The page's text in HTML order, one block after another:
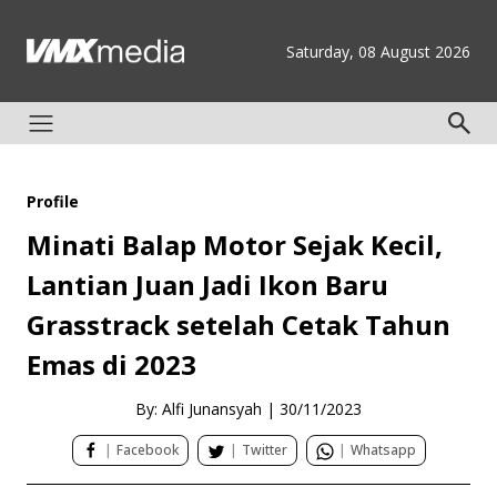
Saturday, 08 August 2026
Profile
Minati Balap Motor Sejak Kecil,
Lantian Juan Jadi Ikon Baru
Grasstrack setelah Cetak Tahun
Emas di 2023
By: Alfi Junansyah | 30/11/2023
| Facebook | Twitter | Whatsapp